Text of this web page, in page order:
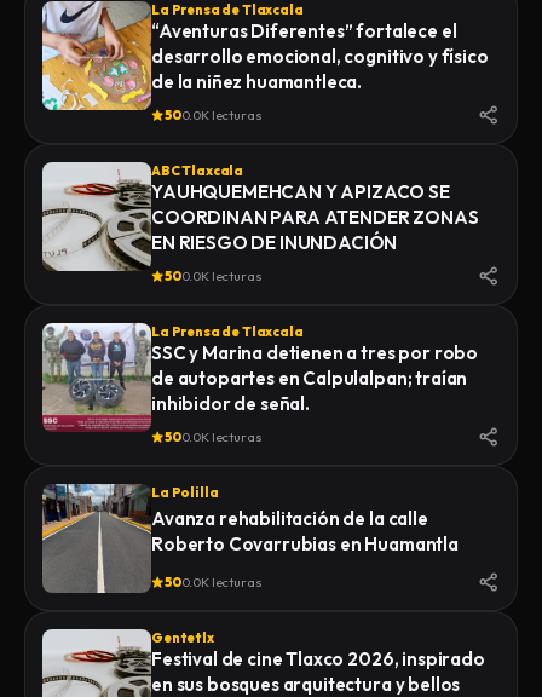
La Prensa de Tlaxcala
“Aventuras Diferentes” fortalece el
desarrollo emocional, cognitivo y físico
de la niñez huamantleca.
500.0K lecturas
ABC Tlaxcala
YAUHQUEMEHCAN Y APIZACO SE
COORDINAN PARA ATENDER ZONAS
EN RIESGO DE INUNDACIÓN
500.0K lecturas
La Prensa de Tlaxcala
SSC y Marina detienen a tres por robo
de autopartes en Calpulalpan; traían
inhibidor de señal.
500.0K lecturas
La Polilla
Avanza rehabilitación de la calle
Roberto Covarrubias en Huamantla
500.0K lecturas
Gentetlx
Festival de cine Tlaxco 2026, inspirado
en sus bosques arquitectura y bellos